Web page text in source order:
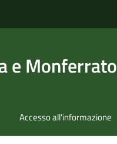
e Monferrato
Accesso all'informazione